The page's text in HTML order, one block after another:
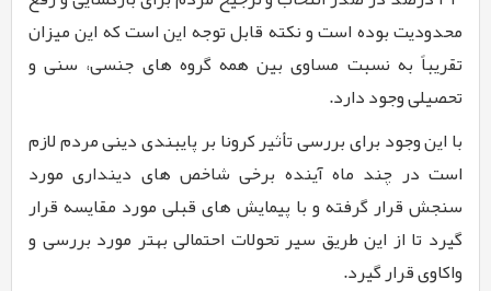
محدودیت بوده است و نکته قابل توجه این است که این میزان
تقریباً به نسبت مساوی بین همه گروه های جنسی، سنی و
تحصیلی وجود دارد.
با این وجود برای بررسی تأثیر کرونا بر پایبندی دینی مردم لازم
است در چند ماه آینده برخی شاخص­ های دینداری مورد
سنجش قرار گرفته و با پیمایش­ های قبلی مورد مقایسه قرار
گیرد تا از این طریق سیر تحولات احتمالی بهتر مورد بررسی و
واکاوی قرار گیرد.